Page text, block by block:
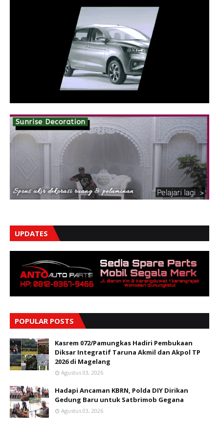
UPDATES
POPULAR POSTS
Kasrem 072/Pamungkas Hadiri Pembukaan
Diksar Integratif Taruna Akmil dan Akpol TP
2026 di Magelang
Agustus 03, 2026
Hadapi Ancaman KBRN, Polda DIY Dirikan
Gedung Baru untuk Satbrimob Gegana
Agustus 03, 2026